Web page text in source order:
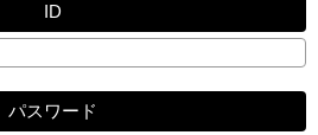
ID
パスワード